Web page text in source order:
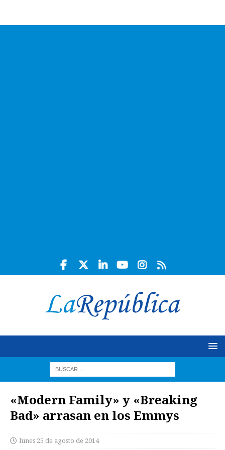
«Modern Family» y «Breaking
Bad» arrasan en los Emmys
lunes 25 de agosto de 2014